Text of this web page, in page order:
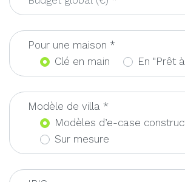
Pour une maison *
Clé en main
En "Prêt
Modèle de villa *
Modèles d’e-case
Sur mesure